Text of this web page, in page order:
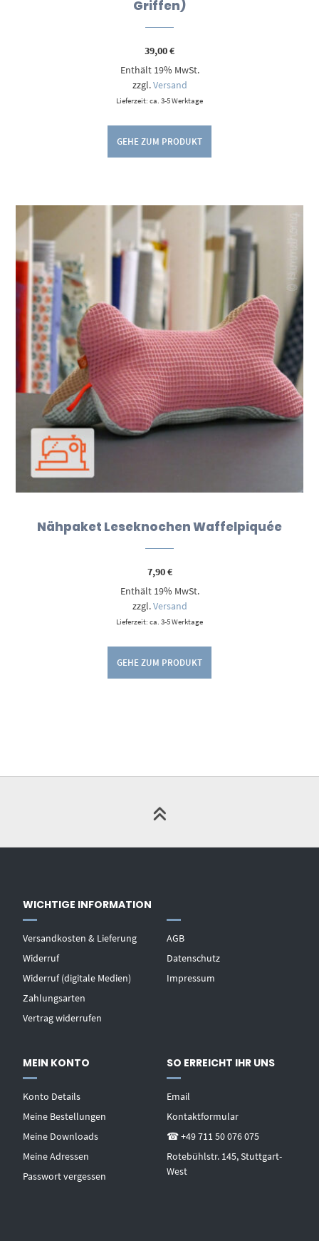
Griffen)
39,00€
Enthält 19% MwSt.
zzgl.Versand
Lieferzeit: ca. 3-5 Werktage
GEHE ZUM PRODUKT
Nähpaket Leseknochen Waffelpiquée
7,90€
Enthält 19% MwSt.
zzgl.Versand
Lieferzeit: ca. 3-5 Werktage
GEHE ZUM PRODUKT
WICHTIGE INFORMATION
Versandkosten & Lieferung
Widerruf
Widerruf (digitale Medien)
Zahlungsarten
Vertrag widerrufen
AGB
Datenschutz
Impressum
MEIN KONTO
Konto Details
Meine Bestellungen
Meine Downloads
Meine Adressen
Passwort vergessen
SO ERREICHT IHR UNS
Email
Kontaktformular
☎ +49 711 50 076 075
Rotebühlstr. 145, Stuttgart-
West